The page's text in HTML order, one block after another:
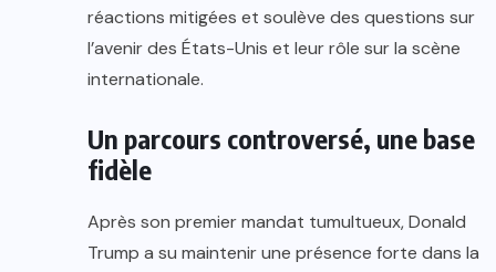
réactions mitigées et soulève des questions sur
l’avenir des États-Unis et leur rôle sur la scène
internationale.
Un parcours controversé, une base
fidèle
Après son premier mandat tumultueux, Donald
Trump a su maintenir une présence forte dans la